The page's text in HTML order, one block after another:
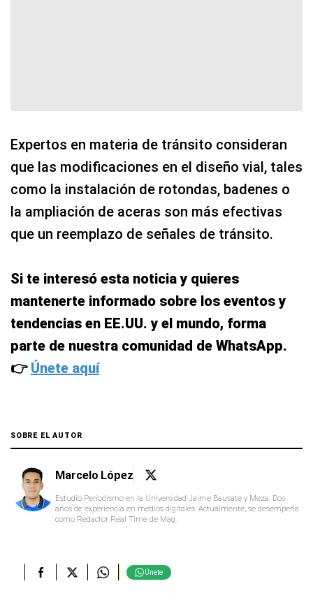
Expertos en materia de tránsito consideran
que las modificaciones en el diseño vial, tales
como la instalación de rotondas, badenes o
la ampliación de aceras son más efectivas
que un reemplazo de señales de tránsito.
Si te interesó esta noticia y quieres
mantenerte informado sobre los eventos y
tendencias en EE.UU. y el mundo, forma
parte de nuestra comunidad de WhatsApp.
👉 Únete aquí
SOBRE EL AUTOR
Marcelo López
Estudió Periodismo en la Universidad Jaime Bausate y Meza. Dos
años de experiencia en medios digitales. Actualmente, se desempeña
como Redactor Real Time de Mag.
Únete